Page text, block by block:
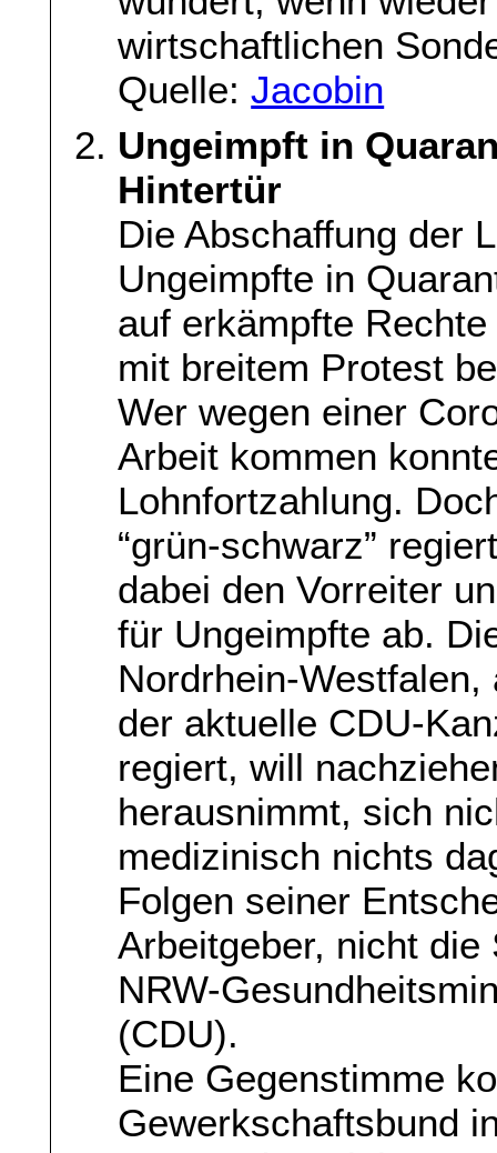
wirtschaftlichen
Quelle:Jacobin
Ungeimpft in
Hintertür
Die Abschaffung der
Ungeimpfte in
auf erkämpfte
mit breitem Protest
Wer wegen einer
Arbeit kommen
Lohnfortzahlung.
“grün-schwarz”
dabei den Vorreiter
für Ungeimpfte ab.
Nordrhein-
der aktuelle CDU-
regiert, will
herausnimmt, sich
medizinisch nichts
Folgen seiner
Arbeitgeber, nicht die
NRW-
(CDU).
Eine Gegenstimme
Gewerkschaftsbund